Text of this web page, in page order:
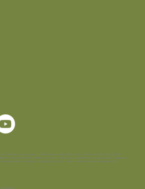
às farmácias magistrais e profissionais habilitados da área da saúde. Possui caráter
do profissional habilitado da área da saúde, mediante as necessidades individuais
deste material é restrita a profissionais da saúde e não deve ser veiculada em